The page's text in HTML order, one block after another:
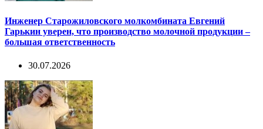
Инженер Старожиловского молкомбината Евгений
Гарькин уверен, что производство молочной продукции –
большая ответственность
30.07.2026